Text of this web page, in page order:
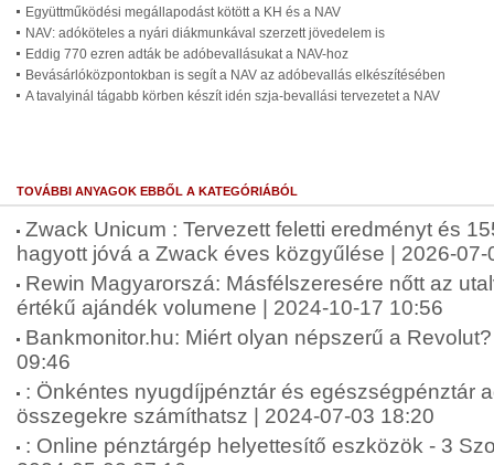
Együttműködési megállapodást kötött a KH és a NAV
NAV: adóköteles a nyári diákmunkával szerzett jövedelem is
Eddig 770 ezren adták be adóbevallásukat a NAV-hoz
Bevásárlóközpontokban is segít a NAV az adóbevallás elkészítésében
A tavalyinál tágabb körben készít idén szja-bevallási tervezetet a NAV
TOVÁBBI ANYAGOK EBBŐL A KATEGÓRIÁBÓL
Zwack Unicum : Tervezett feletti eredményt és
hagyott jóvá a Zwack éves közgyűlése | 2026-07-
Rewin Magyarorszá: Másfélszeresére nőtt az
értékű ajándék volumene | 2024-10-17 10:56
Bankmonitor.hu: Miért olyan népszerű a
09:46
: Önkéntes nyugdíjpénztár és egészségpénztár
összegekre számíthatsz | 2024-07-03 18:20
: Online pénztárgép helyettesítő eszközök - 3